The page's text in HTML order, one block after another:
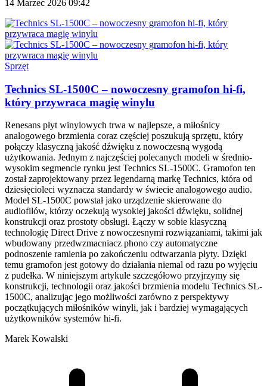
14 Marzec 2026 09:42
Sprzęt
Technics SL-1500C – nowoczesny gramofon hi-fi,
który przywraca magię winylu
Renesans płyt winylowych trwa w najlepsze, a miłośnicy
analogowego brzmienia coraz częściej poszukują sprzętu, który
połączy klasyczną jakość dźwięku z nowoczesną wygodą
użytkowania. Jednym z najczęściej polecanych modeli w średnio-
wysokim segmencie rynku jest Technics SL-1500C. Gramofon ten
został zaprojektowany przez legendarną markę Technics, która od
dziesięcioleci wyznacza standardy w świecie analogowego audio.
Model SL-1500C powstał jako urządzenie skierowane do
audiofilów, którzy oczekują wysokiej jakości dźwięku, solidnej
konstrukcji oraz prostoty obsługi. Łączy w sobie klasyczną
technologię Direct Drive z nowoczesnymi rozwiązaniami, takimi jak
wbudowany przedwzmacniacz phono czy automatyczne
podnoszenie ramienia po zakończeniu odtwarzania płyty. Dzięki
temu gramofon jest gotowy do działania niemal od razu po wyjęciu
z pudełka. W niniejszym artykule szczegółowo przyjrzymy się
konstrukcji, technologii oraz jakości brzmienia modelu Technics SL-
1500C, analizując jego możliwości zarówno z perspektywy
początkujących miłośników winyli, jak i bardziej wymagających
użytkowników systemów hi-fi.
Marek Kowalski